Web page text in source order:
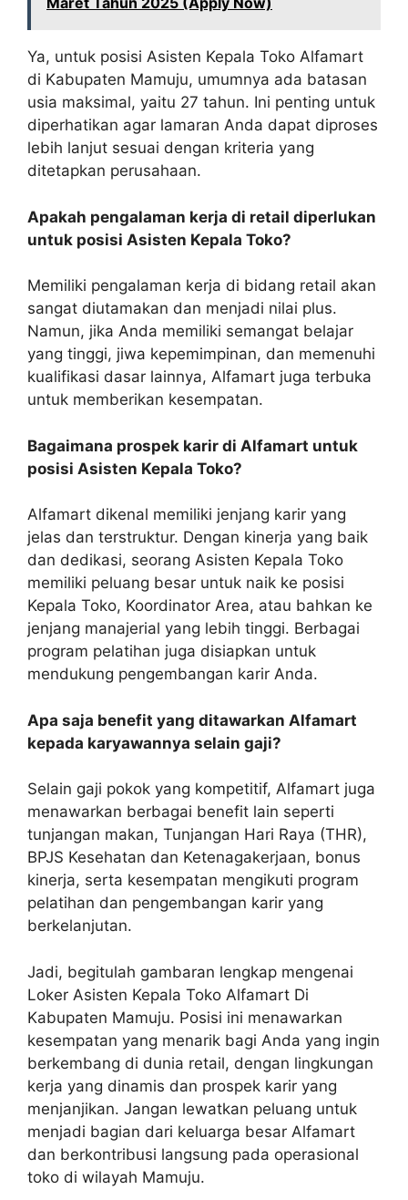
Ya, untuk posisi Asisten Kepala Toko Alfamart
di Kabupaten Mamuju, umumnya ada batasan
usia maksimal, yaitu 27 tahun. Ini penting untuk
diperhatikan agar lamaran Anda dapat diproses
lebih lanjut sesuai dengan kriteria yang
ditetapkan perusahaan.
Apakah pengalaman kerja di retail diperlukan
untuk posisi Asisten Kepala Toko?
Memiliki pengalaman kerja di bidang retail akan
sangat diutamakan dan menjadi nilai plus.
Namun, jika Anda memiliki semangat belajar
yang tinggi, jiwa kepemimpinan, dan memenuhi
kualifikasi dasar lainnya, Alfamart juga terbuka
untuk memberikan kesempatan.
Bagaimana prospek karir di Alfamart untuk
posisi Asisten Kepala Toko?
Alfamart dikenal memiliki jenjang karir yang
jelas dan terstruktur. Dengan kinerja yang baik
dan dedikasi, seorang Asisten Kepala Toko
memiliki peluang besar untuk naik ke posisi
Kepala Toko, Koordinator Area, atau bahkan ke
jenjang manajerial yang lebih tinggi. Berbagai
program pelatihan juga disiapkan untuk
mendukung pengembangan karir Anda.
Apa saja benefit yang ditawarkan Alfamart
kepada karyawannya selain gaji?
Selain gaji pokok yang kompetitif, Alfamart juga
menawarkan berbagai benefit lain seperti
tunjangan makan, Tunjangan Hari Raya (THR),
BPJS Kesehatan dan Ketenagakerjaan, bonus
kinerja, serta kesempatan mengikuti program
pelatihan dan pengembangan karir yang
berkelanjutan.
Jadi, begitulah gambaran lengkap mengenai
Loker Asisten Kepala Toko Alfamart Di
Kabupaten Mamuju. Posisi ini menawarkan
kesempatan yang menarik bagi Anda yang ingin
berkembang di dunia retail, dengan lingkungan
kerja yang dinamis dan prospek karir yang
menjanjikan. Jangan lewatkan peluang untuk
menjadi bagian dari keluarga besar Alfamart
dan berkontribusi langsung pada operasional
toko di wilayah Mamuju.